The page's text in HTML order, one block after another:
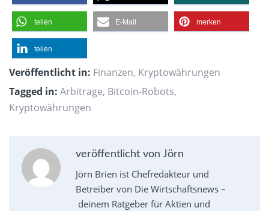
teilen E-Mail merken
teilen
Veröffentlicht in: Finanzen, Kryptowährungen
Tagged in: Arbitrage, Bitcoin-Robots,
Kryptowährungen
veröffentlicht von Jörn
Jörn Brien ist Chefredakteur und
Betreiber von Die Wirtschaftsnews –
deinem Ratgeber für Aktien und